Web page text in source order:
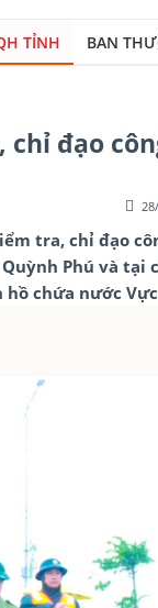
TỈNH BAN
chỉ đạo
tra, chỉ đạo
Phú và tại
chứa nước